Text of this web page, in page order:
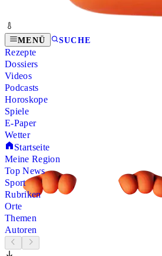
MENÜ SUCHE
Rezepte
Dossiers
Videos
Podcasts
Horoskope
Spiele
E-Paper
Wetter
Startseite
Meine Region
Top News
Sport
Rubriken
Orte
Themen
Autoren